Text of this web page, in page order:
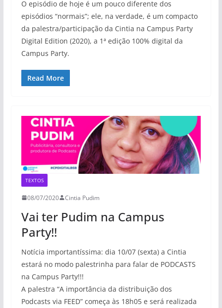
O episódio de hoje é um pouco diferente dos
episódios “normais”; ele, na verdade, é um compacto
da palestra/participação da Cintia na Campus Party
Digital Edition (2020), a 1ª edição 100% digital da
Campus Party.
Read More
TEXTOS
08/07/2020 Cintia Pudim
Vai ter Pudim na Campus
Party!!
Notícia importantíssima: dia 10/07 (sexta) a Cintia
estará no modo palestrinha para falar de PODCASTS
na Campus Party!!!
A palestra “A importância da distribuição dos
Podcasts via FEED” começa às 18h05 e será realizada